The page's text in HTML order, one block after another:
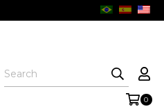
FORM COLLECTION
0